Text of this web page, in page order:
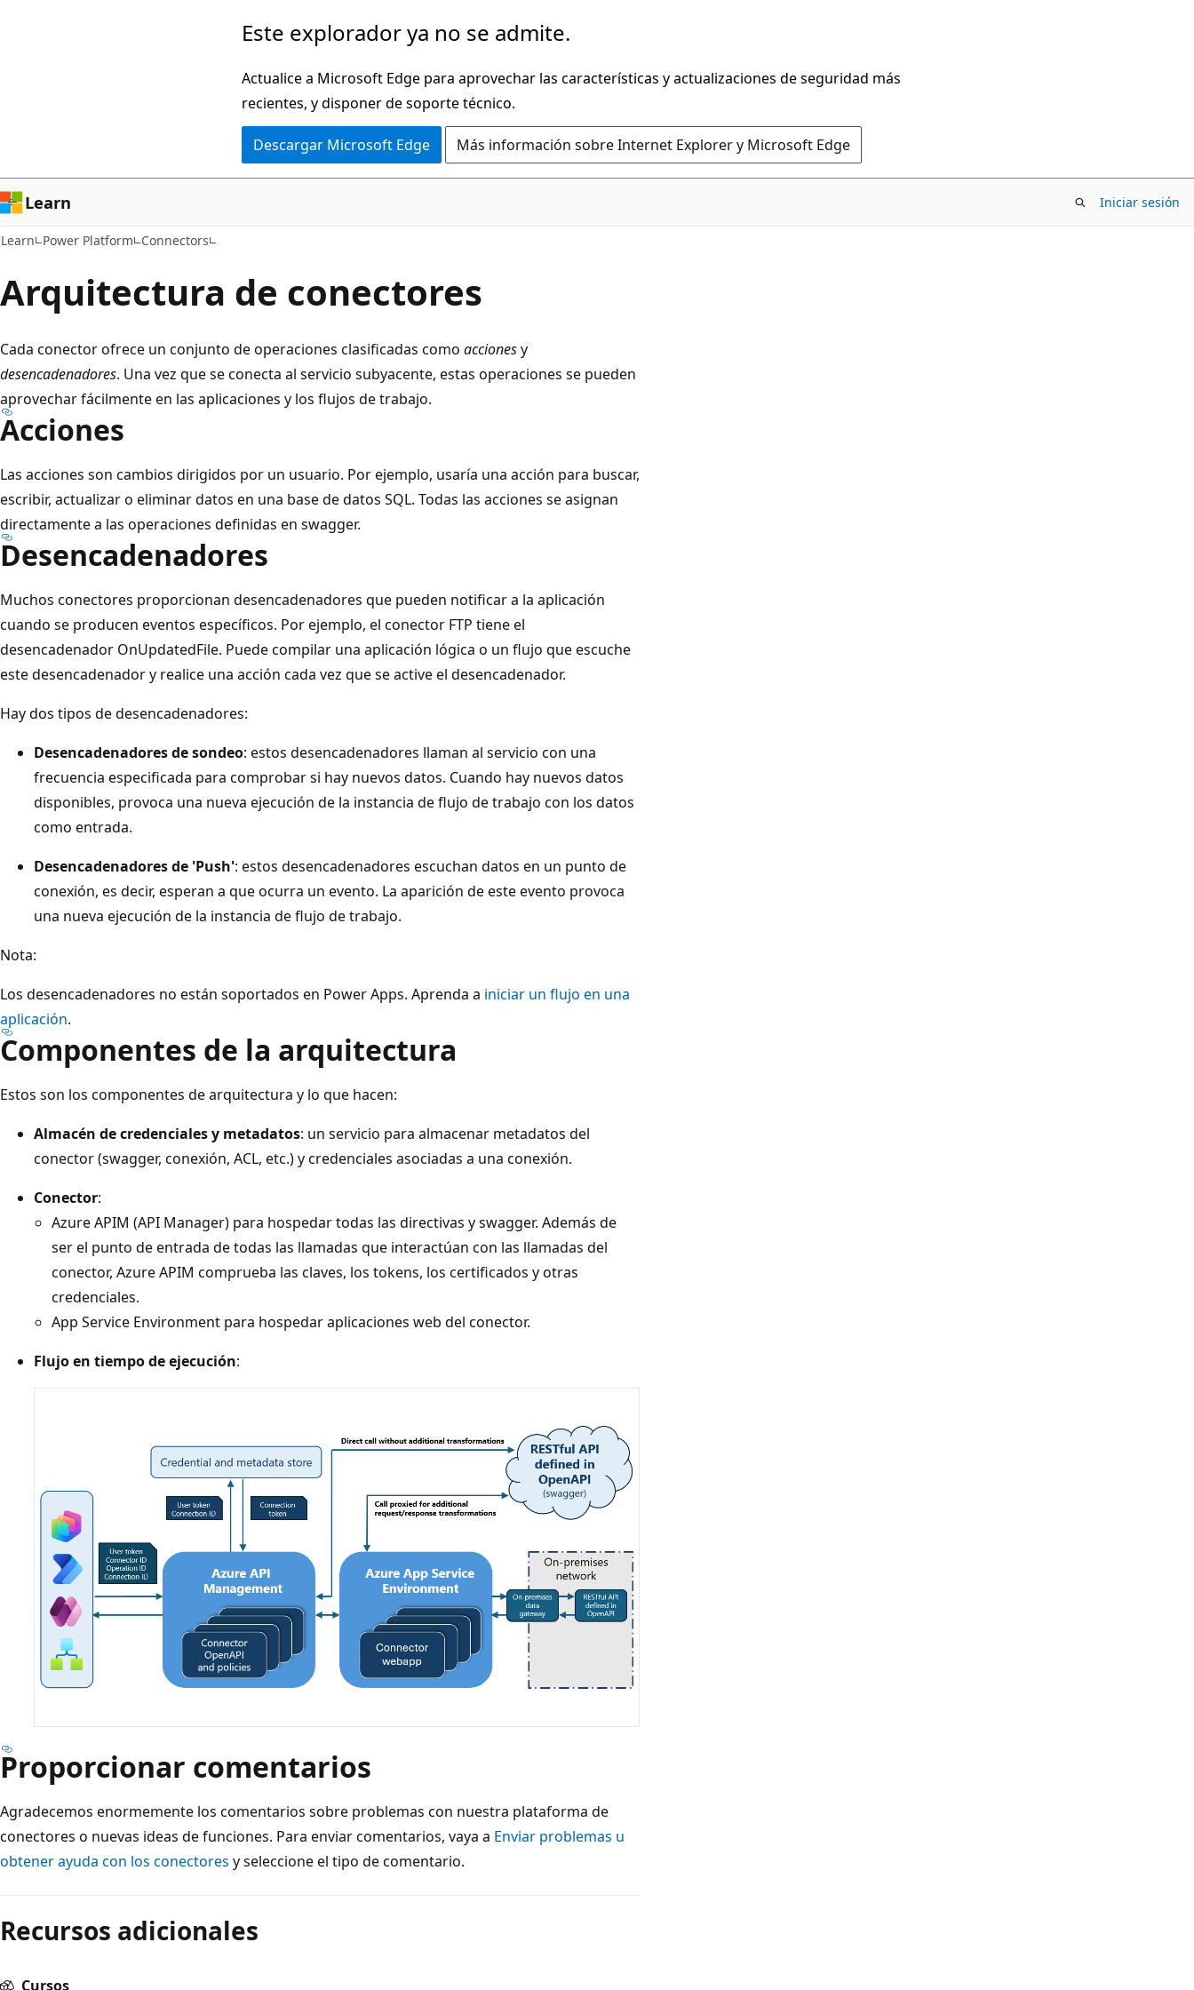
Este explorador ya no se admite.
Actualice a Microsoft Edge para aprovechar las características y actualizaciones de seguridad más
recientes, y disponer de soporte técnico.
Descargar Microsoft Edge Más información sobre Internet Explorer y Microsoft Edge
Learn Iniciar sesión
Learn Power Platform Connectors
Arquitectura de conectores
Cada conector ofrece un conjunto de operaciones clasificadas como accionesy
desencadenadores. Una vez que se conecta al servicio subyacente, estas operaciones se pueden
aprovechar fácilmente en las aplicaciones y los flujos de trabajo.
Acciones
Las acciones son cambios dirigidos por un usuario. Por ejemplo, usaría una acción para buscar,
escribir, actualizar o eliminar datos en una base de datos SQL. Todas las acciones se asignan
directamente a las operaciones definidas en swagger.
Desencadenadores
Muchos conectores proporcionan desencadenadores que pueden notificar a la aplicación
cuando se producen eventos específicos. Por ejemplo, el conector FTP tiene el
desencadenador OnUpdatedFile. Puede compilar una aplicación lógica o un flujo que escuche
este desencadenador y realice una acción cada vez que se active el desencadenador.
Hay dos tipos de desencadenadores:
Desencadenadores de sondeo: estos desencadenadores llaman al servicio con una
frecuencia especificada para comprobar si hay nuevos datos. Cuando hay nuevos datos
disponibles, provoca una nueva ejecución de la instancia de flujo de trabajo con los datos
como entrada.
Desencadenadores de 'Push': estos desencadenadores escuchan datos en un punto de
conexión, es decir, esperan a que ocurra un evento. La aparición de este evento provoca
una nueva ejecución de la instancia de flujo de trabajo.
Nota:
Los desencadenadores no están soportados en Power Apps. Aprenda a iniciar un flujo en una
aplicación.
Componentes de la arquitectura
Estos son los componentes de arquitectura y lo que hacen:
Almacén de credenciales y metadatos: un servicio para almacenar metadatos del
conector (swagger, conexión, ACL, etc.) y credenciales asociadas a una conexión.
Conector:
Azure APIM (API Manager) para hospedar todas las directivas y swagger. Además de
ser el punto de entrada de todas las llamadas que interactúan con las llamadas del
conector, Azure APIM comprueba las claves, los tokens, los certificados y otras
credenciales.
App Service Environment para hospedar aplicaciones web del conector.
Flujo en tiempo de ejecución:
Proporcionar comentarios
Agradecemos enormemente los comentarios sobre problemas con nuestra plataforma de
conectores o nuevas ideas de funciones. Para enviar comentarios, vaya a Enviar problemas u
obtener ayuda con los conectores y seleccione el tipo de comentario.
lectura
Recursos adicionales
Cursos